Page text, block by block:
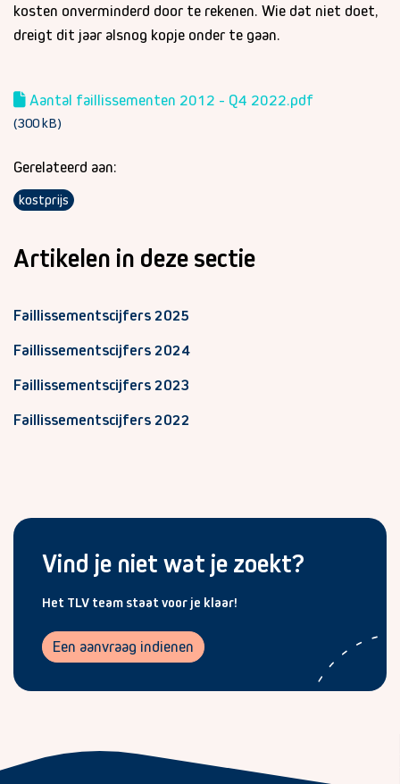
kosten onverminderd door te rekenen. Wie dat niet doet,
dreigt dit jaar alsnog kopje onder te gaan.
Aantal faillissementen 2012 - Q4 2022.pdf
(300 kB)
Gerelateerd aan:
kostprijs
Artikelen in deze sectie
Faillissementscijfers 2025
Faillissementscijfers 2024
Faillissementscijfers 2023
Faillissementscijfers 2022
Vind je niet wat je zoekt?
Het TLV team staat voor je klaar!
Een aanvraag indienen